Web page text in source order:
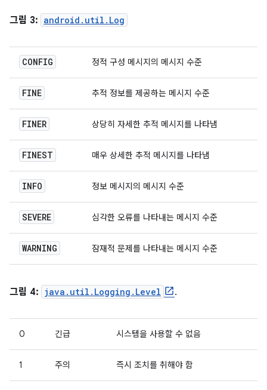
그림 3: android.util.Log
CONFIG 정적 구성 메시지의 메시지 수준
FINE 추적 정보를 제공하는 메시지 수준
FINER 상당히 자세한 추적 메시지를 나타냄
FINEST 매우 상세한 추적 메시지를 나타냄
INFO 정보 메시지의 메시지 수준
SEVERE 심각한 오류를 나타내는 메시지 수준
WARNING 잠재적 문제를 나타내는 메시지 수준
그림 4: java.util.Logging.Level .
0 긴급 시스템을 사용할 수 없음
1 주의 즉시 조치를 취해야 함